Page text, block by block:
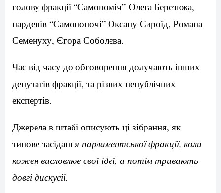
голову фракції “Самопоміч” Олега Березюка,
нардепів “Самопопочі” Оксану Сироїд, Романа
Семенуху, Єгора Соболєва.
Час від часу до обговорення долучають інших
депутатів фракції, та різних непублічних
експертів.
Джерела в штабі описують ці зібрання, як
типове засідання парламентської фракції, коли
кожен висловлює свої ідеї, а потім тривають
довгі дискусії.